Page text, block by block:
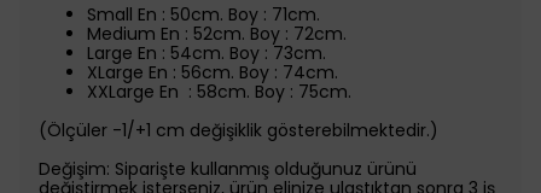
Small En : 50cm. Boy : 71cm.
Medium En : 52cm. Boy : 72cm.
Large En : 54cm. Boy : 73cm.
XLarge En : 56cm. Boy : 74cm.
XXLarge En : 58cm. Boy : 75cm.
(Ölçüler -1/+1 cm değişiklik gösterebilmektedir.)
Değişim: Siparişte kullanmış olduğunuz ürünü
değiştirmek isterseniz, ürün elinize ulaştıktan sonra 3 iş